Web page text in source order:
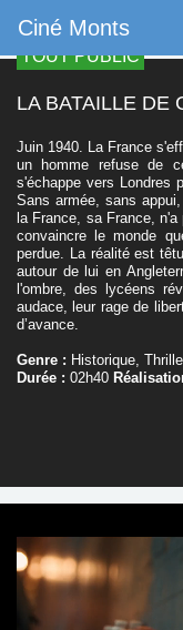
Ciné Monts
TOUT PUBLIC
LA BATAILLE DE
Juin 1940. La France
un homme refuse de
s'échappe vers Londres
Sans armée, sans
la France, sa France,
convaincre le monde
perdue. La réalité est
autour de lui en
l'ombre, des lycéens
audace, leur rage de
d’avance.
Genre : Historique,
Durée : 02h40